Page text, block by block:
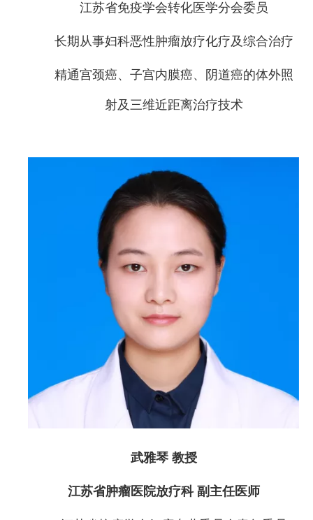
江苏省免疫学会转化医学分会委员
长期从事妇科恶性肿瘤放疗化疗及综合治疗
精通宫颈癌、子宫内膜癌、阴道癌的体外照
射及三维近距离治疗技术
武雅琴 教授
江苏省肿瘤医院放疗科 副主任医师